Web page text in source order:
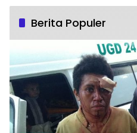
Berita Populer